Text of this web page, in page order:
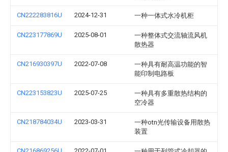
CN222283816U 2024-12-31 一种一体式水冷机柜
CN223177869U 2025-08-01
一种整体式交流轴流风机
散热器
CN216930397U 2022-07-08
一种具有耐高温功能的智
能印制电路板
CN223153823U 2025-07-25
一种具有多重散热结构的
空冷器
CN218784034U 2023-03-31
一种otn光传输设备用散热
装置